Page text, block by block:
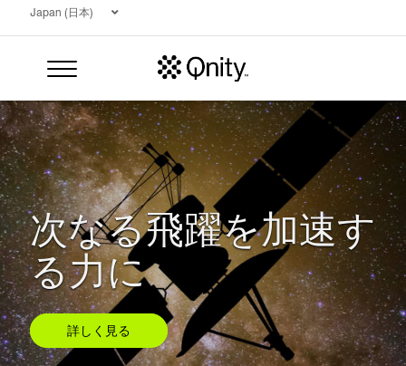
Japan (日本)
サーチ
次なる飛躍を加速す
る力に
詳しく見る